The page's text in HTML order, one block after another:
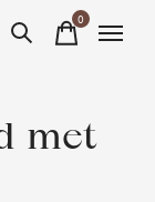
0items
met